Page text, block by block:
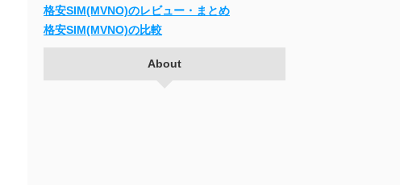
格安SIM(MVNO)のレビュー・まとめ
格安SIM(MVNO)の比較
About